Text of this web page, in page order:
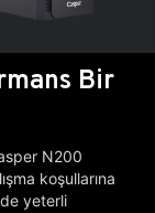
Bir
N200
koşullarına
yeterli